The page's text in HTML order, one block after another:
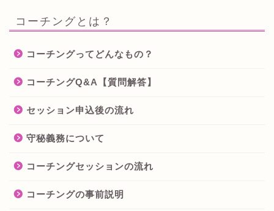
コーチングとは？
コーチングってどんなもの？
コーチングQ&A【質問解答】
セッション申込後の流れ
守秘義務について
コーチングセッションの流れ
コーチングの事前説明